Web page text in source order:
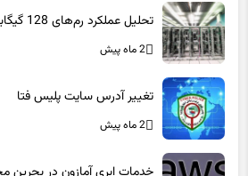
تحلیل عملکرد رم‌های 128 گیگابایت در بارهای سنگین
2 ماه پیش
تغییر آدرس سایت پلیس فتا
2 ماه پیش